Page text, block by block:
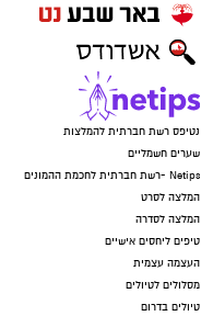
נטיפס רשת חברתית להמלצות
שערים חשמליים
Netips -רשת חברתית לחכמת ההמונים
המלצה לסרט
המלצה לסדרה
טיפים ליחסים אישיים
העצמה עצמית
מסלולים לטיולים
טיולים בדרום